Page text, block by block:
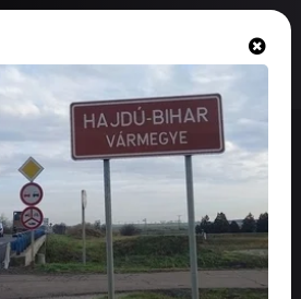
vezeti a